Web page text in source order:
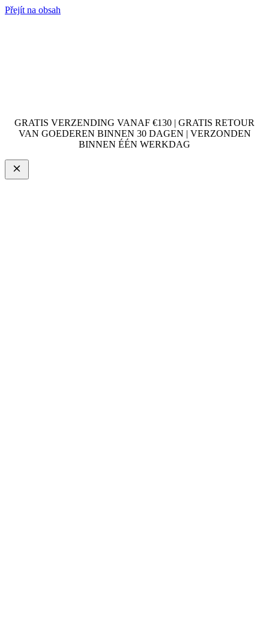
Přejít na obsah
GRATIS VERZENDING VANAF €130 | GRATIS RETOUR
VAN GOEDEREN BINNEN 30 DAGEN | VERZONDEN
BINNEN ÉÉN WERKDAG